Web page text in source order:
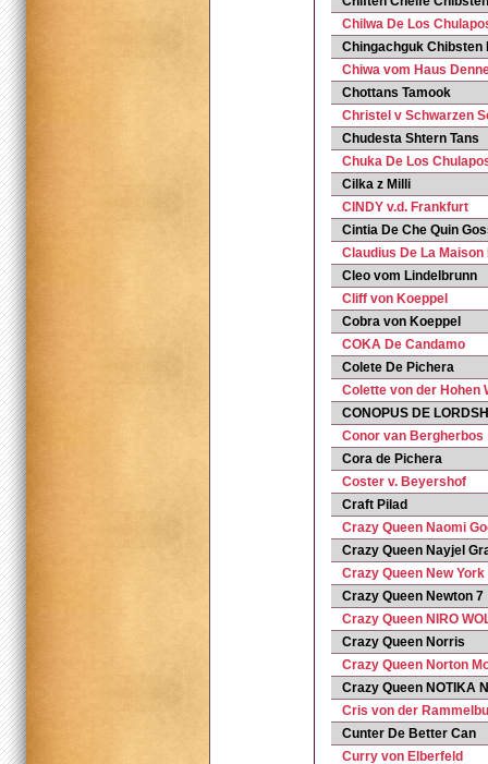
Chilwa De Los
Chingachguk Chibsten
Chiwa vom Haus
Chottans Tamook
Christel v Schwarzen
Chudesta Shtern Tans
Chuka De Los
Cilka z Milli
CINDY v.d. Frankfurt
Cintia De Che Quin
Claudius De La Maison
Cleo vom Lindelbrunn
Cliff von Koeppel
Cobra von Koeppel
COKA De Candamo
Colete De Pichera
Colette von der Hohen
CONOPUS DE
Conor van Bergherbos
Cora de Pichera
Coster v. Beyershof
Craft Pilad
Crazy Queen Naomi
Crazy Queen Nayjel
Crazy Queen New York
Crazy Queen Newton 7
Crazy Queen NIRO
Crazy Queen Norris
Crazy Queen Norton
Crazy Queen NOTIKA
Cris von der
Cunter De Better Can
Curry von Elberfeld